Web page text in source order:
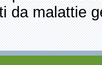
da malattie